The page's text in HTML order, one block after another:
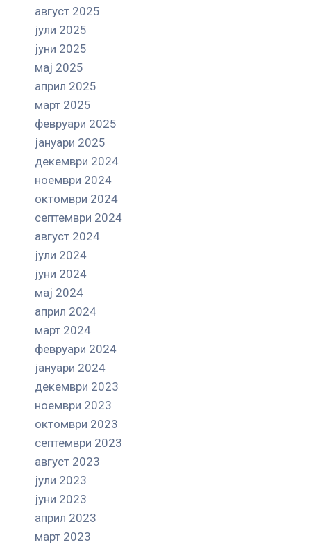
август 2025
јули 2025
јуни 2025
мај 2025
април 2025
март 2025
февруари 2025
јануари 2025
декември 2024
ноември 2024
октомври 2024
септември 2024
август 2024
јули 2024
јуни 2024
мај 2024
април 2024
март 2024
февруари 2024
јануари 2024
декември 2023
ноември 2023
октомври 2023
септември 2023
август 2023
јули 2023
јуни 2023
април 2023
март 2023